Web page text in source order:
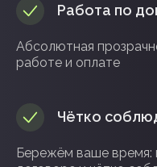
Работа по
Абсолютная
работе и оплате
Чётко
Бережём ваше